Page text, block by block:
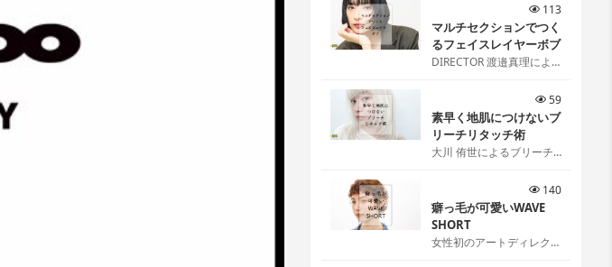
マルチセクションでつく
るフェイスレイヤーボブ
DIRECTOR 渡邉真理によ
るフェイスレイヤーボブ
[…]
113
素早く地肌につけないブ
リーチリタッチ術
大川 侑世によるブリーチ
59
癖っ毛が可愛いWAVE
SHORT
女性初のアートディレクタ
140